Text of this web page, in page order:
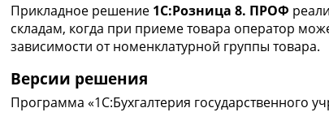
Прикладное решение 1С:Розница 8. ПРОФ
складам, когда при приеме товара оператор
зависимости от номенклатурной группы товара.
Версии решения
Программа «1С:Бухгалтерия государственного